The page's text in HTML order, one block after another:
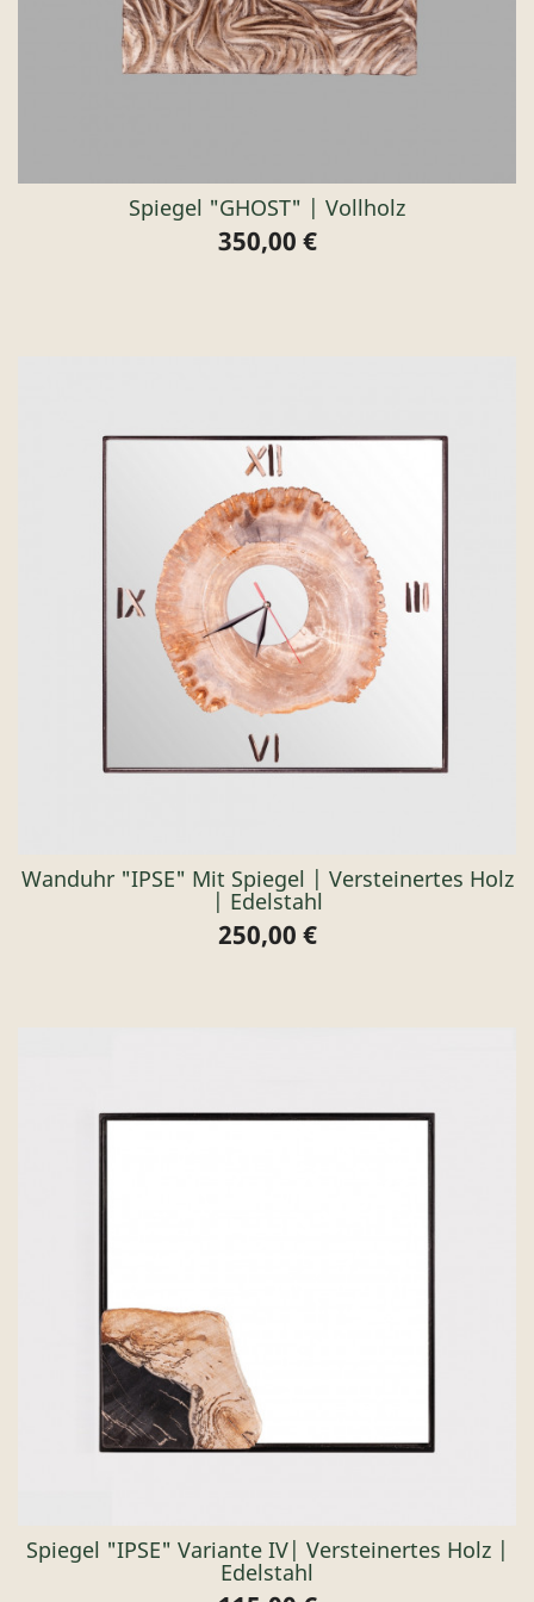
Spiegel "GHOST" | Vollholz
Preis
350,00 €
Wanduhr "IPSE" Mit Spiegel | Versteinertes Holz
| Edelstahl
Preis
250,00 €
Spiegel "IPSE" Variante IV| Versteinertes Holz |
Edelstahl